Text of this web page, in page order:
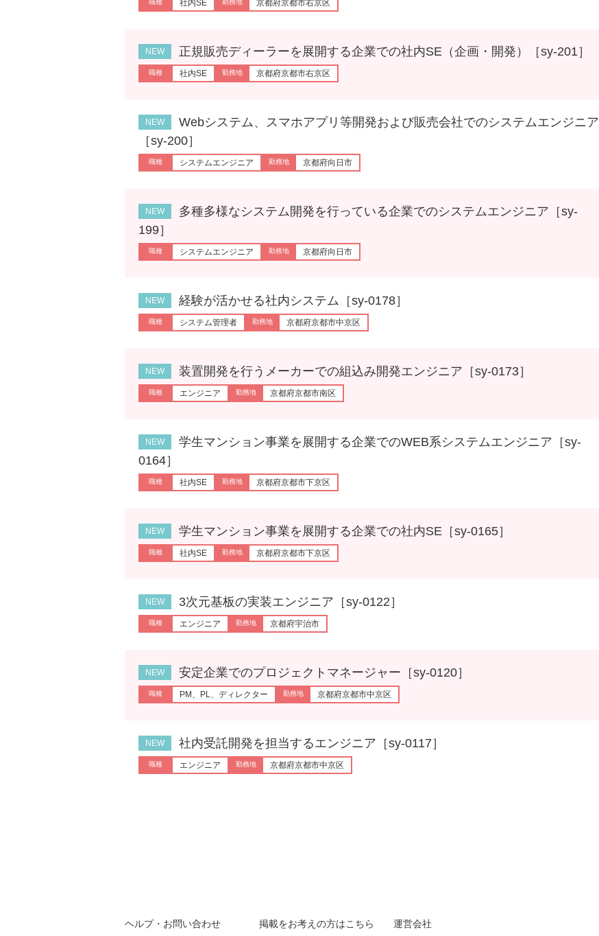
社内SE 京都府京都市右京区
正規販売ディーラーを展開する企業での社内SE（企画・開発）［sy-201］
社内SE 京都府京都市右京区
Webシステム、スマホアプリ等開発および販売会社でのシステムエンジニア
［sy-200］
システムエンジニア 京都府向日市
多種多様なシステム開発を行っている企業でのシステムエンジニア［sy-
199］
システムエンジニア 京都府向日市
経験が活かせる社内システム［sy-0178］
システム管理者 京都府京都市中京区
装置開発を行うメーカーでの組込み開発エンジニア［sy-0173］
エンジニア 京都府京都市南区
学生マンション事業を展開する企業でのWEB系システムエンジニア［sy-
0164］
社内SE 京都府京都市下京区
学生マンション事業を展開する企業での社内SE［sy-0165］
社内SE 京都府京都市下京区
3次元基板の実装エンジニア［sy-0122］
エンジニア 京都府宇治市
安定企業でのプロジェクトマネージャー［sy-0120］
PM、PL、ディレクター 京都府京都市中京区
社内受託開発を担当するエンジニア［sy-0117］
エンジニア 京都府京都市中京区
ヘルプ・お問い合わせ 掲載をお考えの方はこちら 運営会社